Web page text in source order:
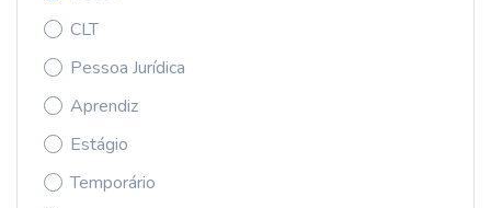
CLT
Pessoa Jurídica
Aprendiz
Estágio
Temporário